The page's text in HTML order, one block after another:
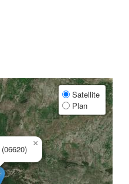
(06620)
×
Satellite
Plan